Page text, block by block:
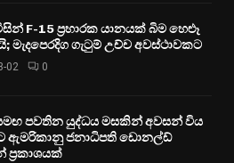
F-15 ප්‍රහාරක යානයක් බිම හෙළූ
මැදපෙරදිග ගැටුම් උච්ච අවස්ථාවකට
02 0
පවතින යුද්ධය මසකින් අවසන් විය
ඇමරිකානු ජනාධිපති ඩොනල්ඩ්
ප්‍රකාශයක්